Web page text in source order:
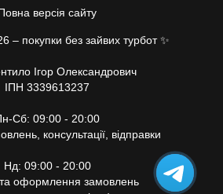
версія сайту
– покупки без зайвих турбот ✨
Ігор Олександрович
ІПН 3339613237
Сб: 09:00 - 20:00
консультації, відправки
Нд: 09:00 - 20:00
оформлення замовлень